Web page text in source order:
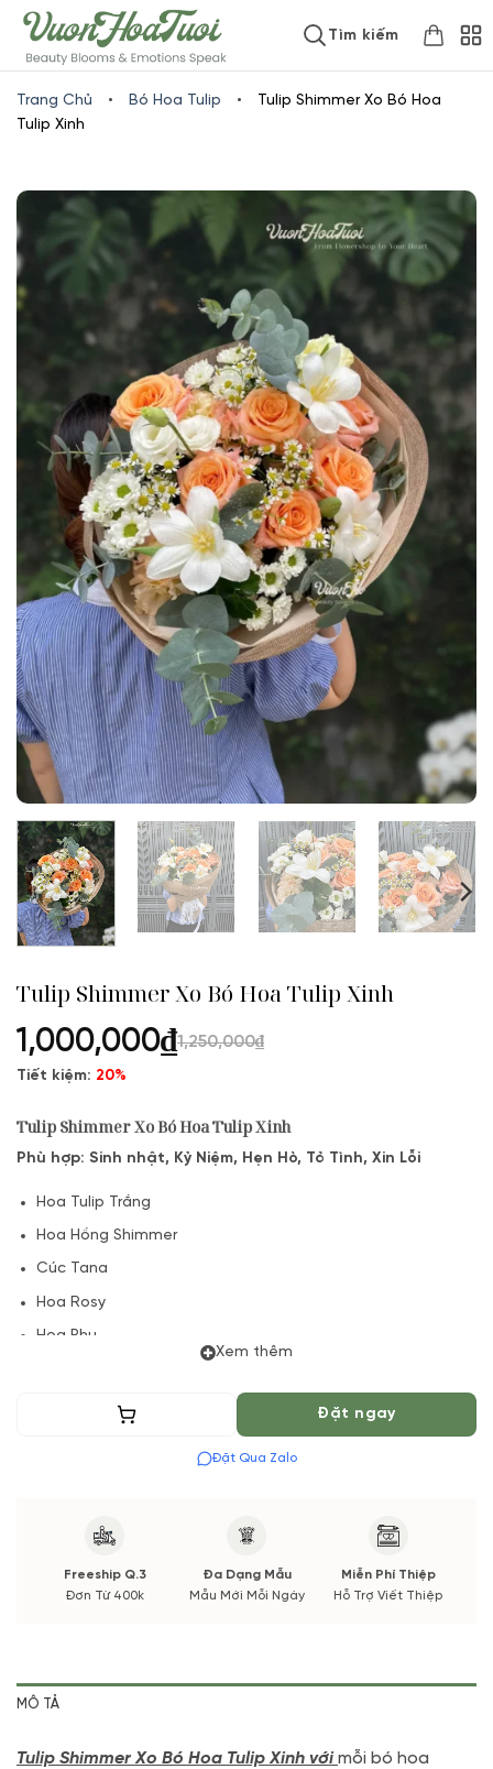
www.vuonhoatuoi.vnSkip
to
content
Tìm kiếm
Trang Chủ • Bó Hoa Tulip •
Tulip Shimmer Xo Bó Hoa
Tulip Xinh
Tulip Shimmer Xo Bó Hoa Tulip Xinh
1,000,000₫1,250,000₫
Tiết kiệm: 20%
Tulip Shimmer Xo Bó Hoa Tulip Xinh
Phù hợp: Sinh nhật, Kỷ Niệm, Hẹn Hò, Tỏ Tình, Xin Lỗi
Hoa Tulip Trắng
Hoa Hồng Shimmer
Cúc Tana
Hoa Rosy
Hoa Phụ
Lá và Phụ kiện
(*) Shop hoa tươi với dịch vụ đặt hoa online Vườn Hoa Tươi
đảm bảo phong cách cắm, tone màu sắc.
báo đến Quý khách hàng xác nhận trước khi cắm hay bó.
Xem thêm
Thêm vào giỏ Đặt ngay
Đặt Qua Zalo
Freeship Q.3
Đơn Từ 400k
Đa Dạng Mẫu
Mẫu Mới Mỗi Ngày
Miễn Phí Thiệp
Hỗ Trợ Viết Thiệp
MÔ TẢ
Tulip Shimmer Xo Bó Hoa Tulip Xinh vớimỗi bó hoa